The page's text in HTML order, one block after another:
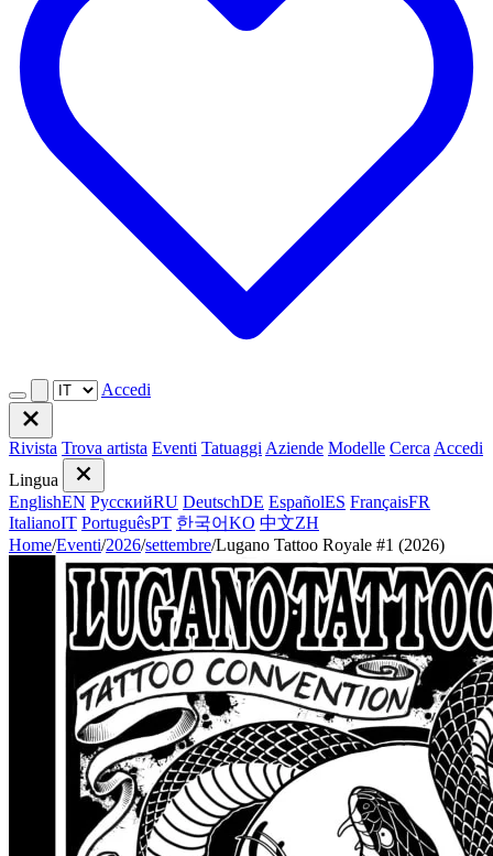
Accedi
Rivista Trova artista Eventi Tatuaggi Aziende Modelle Cerca Accedi
Lingua
EnglishEN РусскийRU DeutschDE EspañolES FrançaisFR
ItalianoIT PortuguêsPT 한국어KO 中文ZH
Home/Eventi/2026/settembre/Lugano Tattoo Royale #1 (2026)